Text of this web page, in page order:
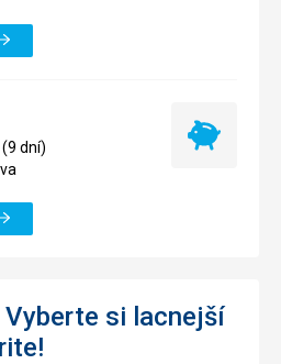
dní)
Najlacnejší
si lacnejší